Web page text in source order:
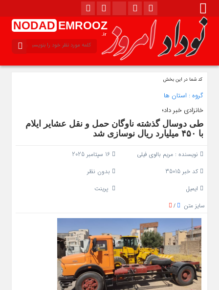
NODAD EMROOZ
.ir
کد شما در این بخش
گروه : استان ها
خانزادی خبر داد؛
طی دوسال گذشته ناوگان حمل‌ و نقل عشایر ایلام
با ۴۵۰ میلیارد ریال نوسازی شد
نویسنده : مریم بالوی فیلی
16 سپتامبر 2025
کد خبر 35015
بدون نظر
ایمیل
پرینت
سایز متن
/